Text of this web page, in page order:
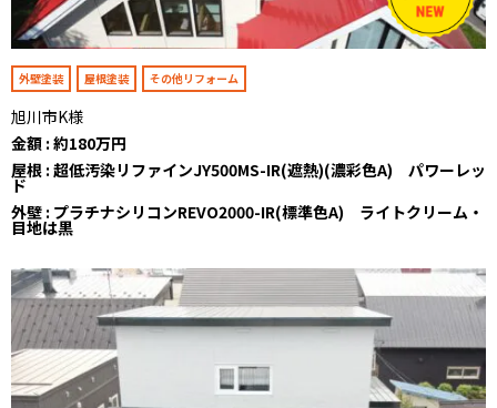
外壁塗装 屋根塗装 その他リフォーム
旭川市K様
金額 : 約180万円
屋根 : 超低汚染リファインJY500MS-IR(遮熱)(濃彩色A) パワーレッ
ド
外壁 : プラチナシリコンREVO2000-IR(標準色A) ライトクリーム・
目地は黒